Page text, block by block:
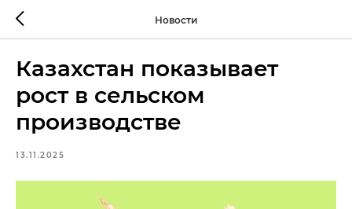
Новости
Казахстан показывает
рост в сельском
производстве
13.11.2025